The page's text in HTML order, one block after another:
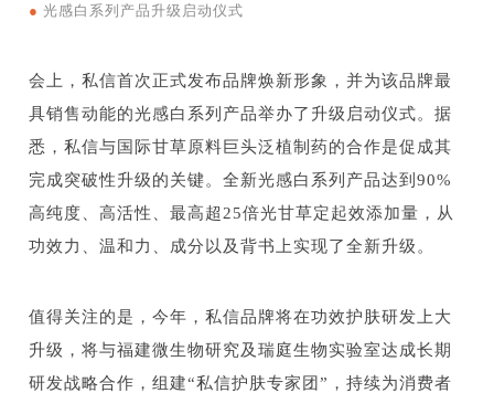
● 光感白系列产品升级启动仪式
会上，私信首次正式发布品牌焕新形象，并为该品牌最
具销售动能的光感白系列产品举办了升级启动仪式。据
悉，私信与国际甘草原料巨头泛植制药的合作是促成其
完成突破性升级的关键。全新光感白系列产品达到90%
高纯度、高活性、最高超25倍光甘草定起效添加量，从
功效力、温和力、成分以及背书上实现了全新升级。
值得关注的是，今年，私信品牌将在功效护肤研发上大
升级，将与福建微生物研究及瑞庭生物实验室达成长期
研发战略合作，组建“私信护肤专家团”，持续为消费者